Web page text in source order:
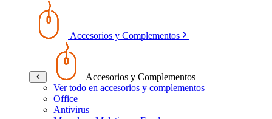
Accesorios y Complementos
Accesorios y Complementos
Ver todo en accesorios y complementos
Office
Antivirus